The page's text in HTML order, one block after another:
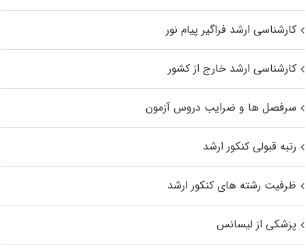
کارشناسی ارشد فراگیر پیام نور
کارشناسی ارشد خارج از کشور
سرفصل ها و ضرایب دروس آزمون
رتبه قبولی کنکور ارشد
ظرفیت رشته های کنکور ارشد
پزشکی از لیسانس